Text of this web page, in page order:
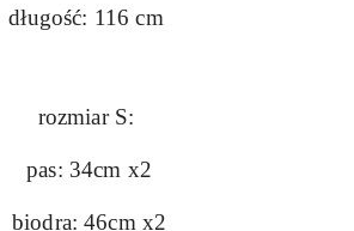
długość: 116 cm
rozmiar S:
pas: 34cm x2
biodra: 46cm x2